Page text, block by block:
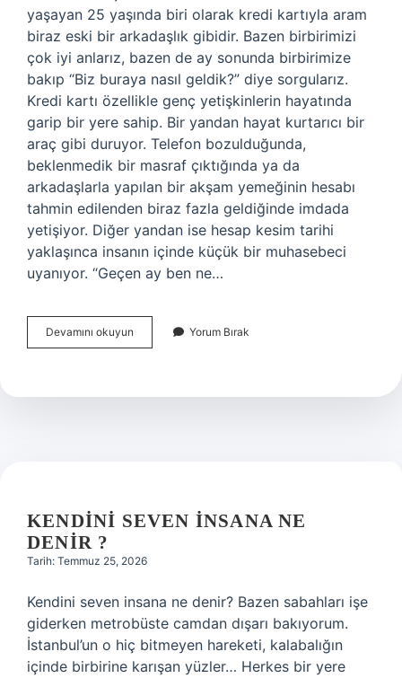
yaşayan 25 yaşında biri olarak kredi kartıyla aram
biraz eski bir arkadaşlık gibidir. Bazen birbirimizi
çok iyi anlarız, bazen de ay sonunda birbirimize
bakıp “Biz buraya nasıl geldik?” diye sorgularız.
Kredi kartı özellikle genç yetişkinlerin hayatında
garip bir yere sahip. Bir yandan hayat kurtarıcı bir
araç gibi duruyor. Telefon bozulduğunda,
beklenmedik bir masraf çıktığında ya da
arkadaşlarla yapılan bir akşam yemeğinin hesabı
tahmin edilenden biraz fazla geldiğinde imdada
yetişiyor. Diğer yandan ise hesap kesim tarihi
yaklaşınca insanın içinde küçük bir muhasebeci
uyanıyor. “Geçen ay ben ne…
Devamını okuyun
kartında
ne
Yorum Bırak
KENDINI SEVEN INSANA NE
DENIR ?
Tarih: Temmuz 25, 2026
Kendini seven insana ne denir? Bazen sabahları işe
giderken metrobüste camdan dışarı bakıyorum.
İstanbul’un o hiç bitmeyen hareketi, kalabalığın
içinde birbirine karışan yüzler… Herkes bir yere